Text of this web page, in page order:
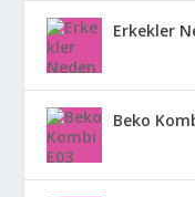
Erkekler
Beko